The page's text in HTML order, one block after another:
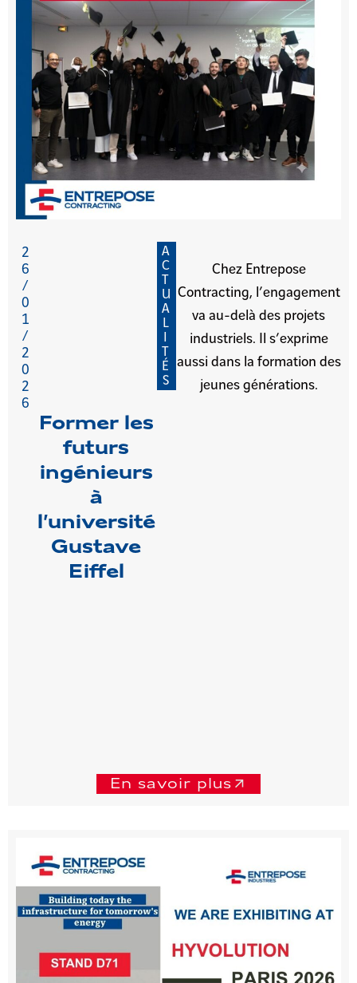
2
6
/
0
1
/
2
0
2
6
Former les
futurs
ingénieurs
à
l’université
Gustave
Eiffel
A
C
T
U
A
L
T
É
S
Chez Entrepose
Contracting, l’engagement
va au-delà des projets
industriels. Il s’exprime
aussi dans la formation des
jeunes générations.
En savoir plus